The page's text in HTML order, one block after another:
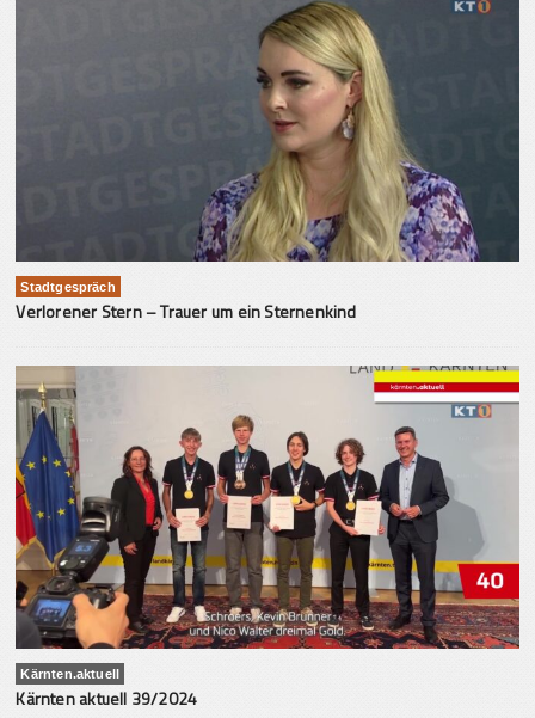
Stadtgespräch
Verlorener Stern – Trauer um ein Sternenkind
Kärnten.aktuell
Kärnten aktuell 39/2024